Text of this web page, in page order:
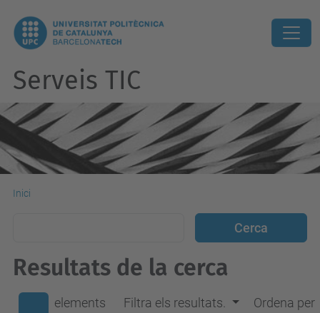
Serveis TIC
Inici
Resultats de la cerca
elements
Filtra els resultats. Ordena per